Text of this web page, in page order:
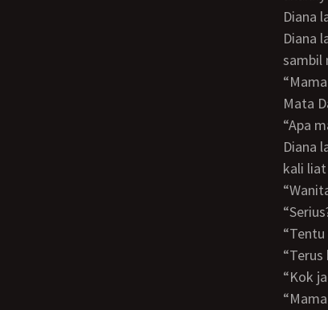
Diana lalu melepas rok lalu cdnya sendiri. Setelah telanjang, Diana kembali duduk
sambil
Mata
Diana lalu menatap jembutnya, “Tidak pernah. Selalu begini saja. Emang udah berapa
kali